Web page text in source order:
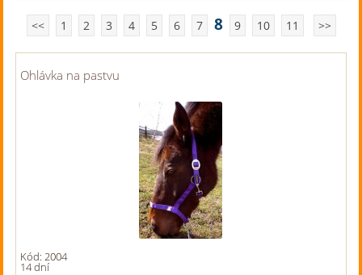
<< 1 2 3 4 5 6 7 8 9 10 11 >>
Ohlávka na pastvu
Kód: 2004
14 dní